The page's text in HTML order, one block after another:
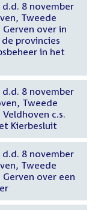
8 november
Tweede
over in
provincies
in het
8 november
Tweede
c.s.
Kierbesluit
8 november
Tweede
over een